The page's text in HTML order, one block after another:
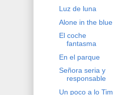
Luz de luna
Alone in the blue
El coche
fantasma
En el parque
Señora seria y
responsable
Un poco a lo Tim